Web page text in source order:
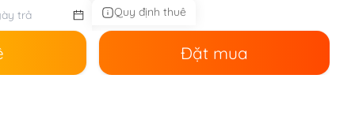
Quy định thuê
Đặt mua